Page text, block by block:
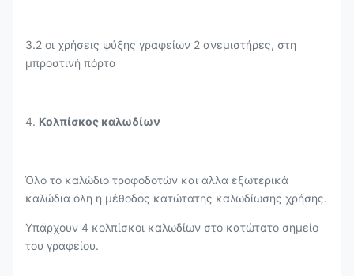
3.2 οι χρήσεις ψύξης γραφείων 2 ανεμιστήρες, στη
μπροστινή πόρτα
4. Κολπίσκος καλωδίων
Όλο το καλώδιο τροφοδοτών και άλλα εξωτερικά
καλώδια όλη η μέθοδος κατώτατης καλωδίωσης χρήσης.
Υπάρχουν 4 κολπίσκοι καλωδίων στο κατώτατο σημείο
του γραφείου.